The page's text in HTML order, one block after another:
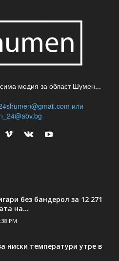
медия за област Шумен...
или
без бандерол за 12 271
на...
PM
ниски температури утре в